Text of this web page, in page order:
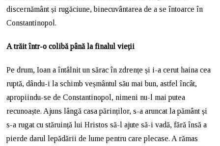
discernământ și rugăciune, binecuvântarea de a se întoarce în
Constantinopol.
A trăit într-o colibă până la finalul vieții
Pe drum, Ioan a întâlnit un sărac în zdrențe și i-a cerut haina cea
ruptă, dându-i la schimb veșmântul său mai bun, astfel încât,
apropiindu-se de Constantinopol, nimeni nu-l mai putea
recunoaște. Ajuns lângă casa părinților, s-a aruncat la pământ și
s-a rugat cu stăruință lui Hristos să-l ajute să-i vadă, fără însă a
pierde darul lepădării de lume pentru care plecase. A rămas